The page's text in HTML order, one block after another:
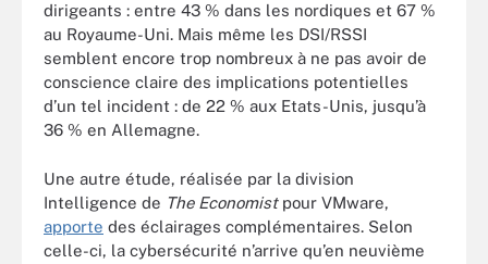
dirigeants : entre 43 % dans les nordiques et 67 %
au Royaume-Uni. Mais même les DSI/RSSI
semblent encore trop nombreux à ne pas avoir de
conscience claire des implications potentielles
d’un tel incident : de 22 % aux Etats-Unis, jusqu’à
36 % en Allemagne.
Une autre étude, réalisée par la division
Intelligence de The Economist pour VMware,
apporte des éclairages complémentaires. Selon
celle-ci, la cybersécurité n’arrive qu’en neuvième